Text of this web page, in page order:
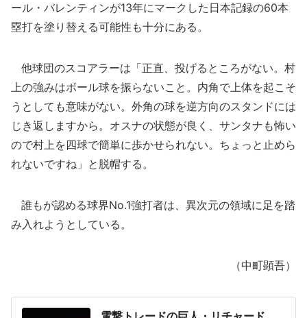
ール・バレンティンが13年にマークした日本記録の60本
塁打を塗り替える可能性も十分にある。
他球団のスコアラーは「正直、投げるところがない。村
上の強みはボール球を振らないこと。内角で上体を起こそ
うとしても意味がない。外角の球を逆方向のスタンドには
じき返しますから。オスナの状態が良く、サンタナも怖い
ので村上を四球で簡単に歩かせられない。ちょっと止めら
れないですね」と脱帽する。
誰もが認める球界No.1強打者は、異次元の領域に足を踏
み入れようとしている。
（中町顕吾）